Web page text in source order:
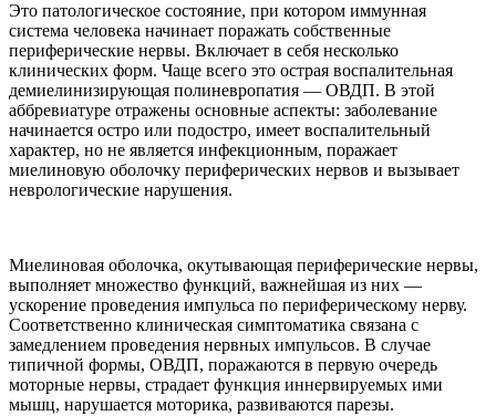
Это патологическое состояние, при котором иммунная
система человека начинает поражать собственные
периферические нервы. Включает в себя несколько
клинических форм. Чаще всего это острая воспалительная
демиелинизирующая полиневропатия — ОВДП. В этой
аббревиатуре отражены основные аспекты: заболевание
начинается остро или подостро, имеет воспалительный
характер, но не является инфекционным, поражает
миелиновую оболочку периферических нервов и вызывает
неврологические нарушения.
Миелиновая оболочка, окутывающая периферические нервы,
выполняет множество функций, важнейшая из них —
ускорение проведения импульса по периферическому нерву.
Соответственно клиническая симптоматика связана с
замедлением проведения нервных импульсов. В случае
типичной формы, ОВДП, поражаются в первую очередь
моторные нервы, страдает функция иннервируемых ими
мышц, нарушается моторика, развиваются парезы.